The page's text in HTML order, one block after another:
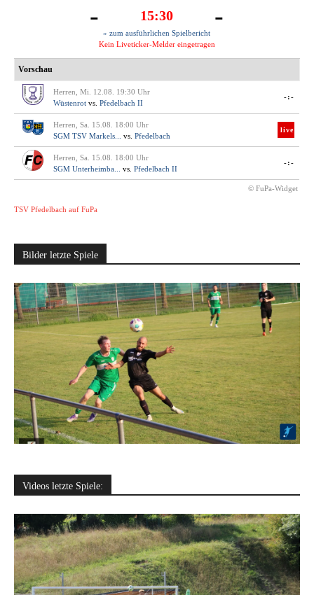
- 15:30 -
» zum ausführlichen Spielbericht
Kein Liveticker-Melder eingetragen
Vorschau
Herren, Mi. 12.08. 19:30 Uhr
Wüstenrot vs. Pfedelbach II
-:-
Herren, Sa. 15.08. 18:00 Uhr
SGM TSV Markels...
vs. Pfedelbach
live
Herren, Sa. 15.08. 18:00 Uhr
SGM Unterheimba...
vs. Pfedelbach II
-:-
© FuPa-Widget
TSV Pfedelbach auf FuPa
Bilder letzte Spiele
Videos letzte Spiele: